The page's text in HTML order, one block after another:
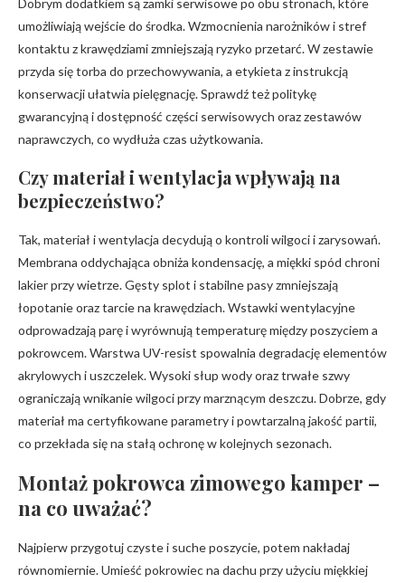
Dobrym dodatkiem są zamki serwisowe po obu stronach, które
umożliwiają wejście do środka. Wzmocnienia narożników i stref
kontaktu z krawędziami zmniejszają ryzyko przetarć. W zestawie
przyda się torba do przechowywania, a etykieta z instrukcją
konserwacji ułatwia pielęgnację. Sprawdź też politykę
gwarancyjną i dostępność części serwisowych oraz zestawów
naprawczych, co wydłuża czas użytkowania.
Czy materiał i wentylacja wpływają na
bezpieczeństwo?
Tak, materiał i wentylacja decydują o kontroli wilgoci i zarysowań.
Membrana oddychająca obniża kondensację, a miękki spód chroni
lakier przy wietrze. Gęsty splot i stabilne pasy zmniejszają
łopotanie oraz tarcie na krawędziach. Wstawki wentylacyjne
odprowadzają parę i wyrównują temperaturę między poszyciem a
pokrowcem. Warstwa UV-resist spowalnia degradację elementów
akrylowych i uszczelek. Wysoki słup wody oraz trwałe szwy
ograniczają wnikanie wilgoci przy marznącym deszczu. Dobrze, gdy
materiał ma certyfikowane parametry i powtarzalną jakość partii,
co przekłada się na stałą ochronę w kolejnych sezonach.
Montaż pokrowca zimowego kamper –
na co uważać?
Najpierw przygotuj czyste i suche poszycie, potem nakładaj
równomiernie. Umieść pokrowiec na dachu przy użyciu miękkiej